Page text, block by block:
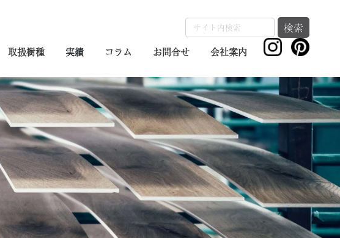
取扱樹種 実績 コラム お問合せ 会社案内
検索